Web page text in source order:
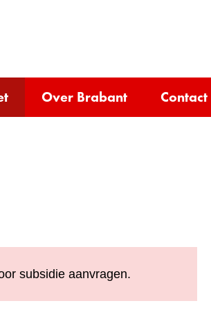
inhoud
Over Brabant Contact
subsidie aanvragen.